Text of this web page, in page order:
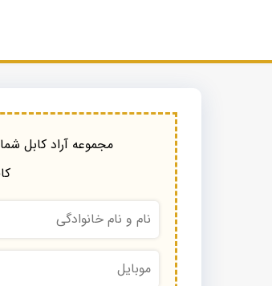
مجموعه آراد کابل